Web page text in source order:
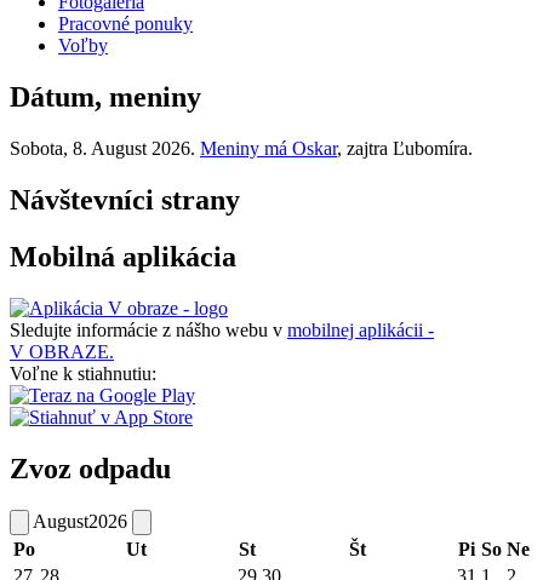
Pracovné ponuky
Voľby
Dátum, meniny
Sobota, 8. August 2026. Meniny má Oskar, zajtra Ľubomíra.
Návštevníci strany
Mobilná aplikácia
Sledujte informácie z nášho webu v mobilnej aplikácii -
V OBRAZE.
Voľne k stiahnutiu:
Zvoz odpadu
August2026
Po
Ut St Št Pi So Ne
27 28 29 30 31 1
2